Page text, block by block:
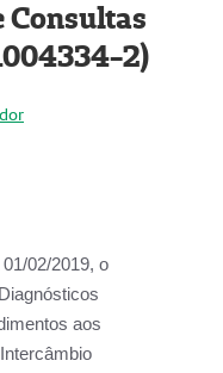
2)
01/02/2019, o
aos